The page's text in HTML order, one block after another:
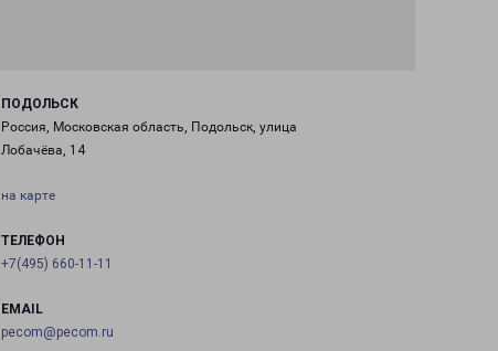
ПОДОЛЬСК
Россия, Московская область, Подольск, улица
Лобачёва, 14
на карте
ТЕЛЕФОН
+7(495) 660-11-11
EMAIL
pecom@pecom.ru